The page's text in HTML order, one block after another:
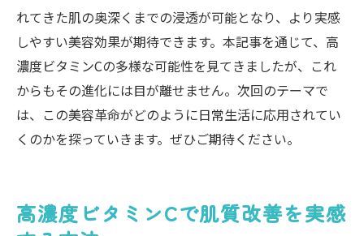
れてきた肌の奥深くまでの浸透が可能となり、より実感
しやすい美容効果が期待できます。本記事を通じて、高
濃度ビタミンCの多様な可能性を見てきましたが、これ
からもその進化には目が離せません。次回のテーマで
は、この美容革命がどのように日常生活に応用されてい
くのかを探っていきます。ぜひご期待ください。
高濃度ビタミンCで肌質改善を実感